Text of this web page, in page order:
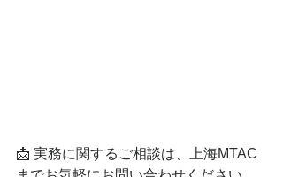
📩 実務に関するご相談は、上海MTAC